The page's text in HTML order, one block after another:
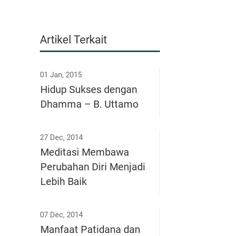
Artikel Terkait
01 Jan, 2015
Hidup Sukses dengan
Dhamma – B. Uttamo
27 Dec, 2014
Meditasi Membawa
Perubahan Diri Menjadi
Lebih Baik
07 Dec, 2014
Manfaat Patidana dan